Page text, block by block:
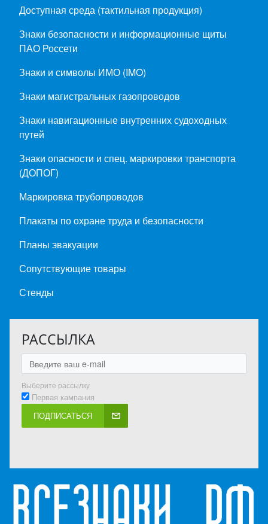
Доступная среда (тактильная продукция)
Знаки безопасности и информационные щиты
ПАО Россети
Знаки и символы ИМО (IMO)
Знаки магистральных газопроводов
Знаки навигационные внутренних судоходных
путей
Знаки опасности и спец. маркировки транспорта
(ДОПОГ)
Маркировка трубопроводов
Плакаты по охране труда и безопасности
Планы эвакуации
Сопутствующие товары
Стенды
РАССЫЛКА
Выберите рассылку
Первая кампания
ПОДПИСАТЬСЯ